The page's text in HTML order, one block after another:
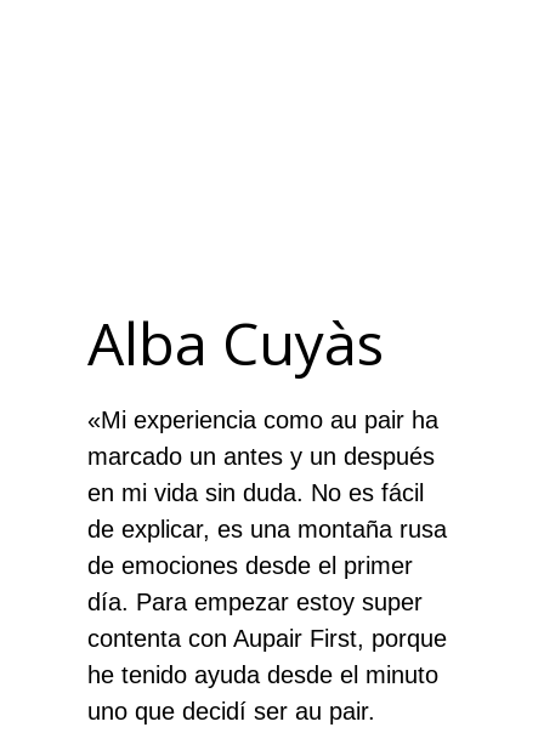
Alba Cuyàs
«Mi experiencia como au pair ha
marcado un antes y un después
en mi vida sin duda. No es fácil
de explicar, es una montaña rusa
de emociones desde el primer
día. Para empezar estoy super
contenta con Aupair First, porque
he tenido ayuda desde el minuto
uno que decidí ser au pair.